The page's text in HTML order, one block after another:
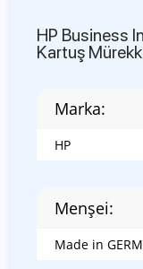
HP Business
Kartuş
Marka:
HP
Menşei:
Made in